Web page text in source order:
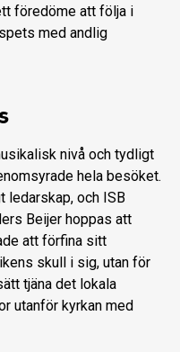
föredöme att följa i
med andlig
nivå och tydligt
hela besöket.
ledarskap, och ISB
Beijer hoppas att
att förfina sitt
skull i sig, utan för
tjäna det lokala
utanför kyrkan med